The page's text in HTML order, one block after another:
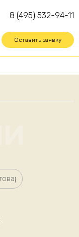
8 (495) 532-94-11
Оставить заявку